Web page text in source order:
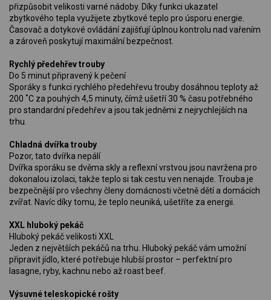
přizpůsobit velikosti varné nádoby. Díky funkci ukazatel
zbytkového tepla využijete zbytkové teplo pro úsporu energie.
Časovač a dotykové ovládání zajišťují úplnou kontrolu nad vařením
a zároveň poskytují maximální bezpečnost.
Rychlý předehřev trouby
Do 5 minut připravený k pečení
Sporáky s funkci rychlého předehřevu trouby dosáhnou teploty až
200 ˚C za pouhých 4,5 minuty, čímž ušetří 30 % času potřebného
pro standardní předehřev a jsou tak jedněmi z nejrychlejších na
trhu.
Chladná dvířka trouby
Pozor, tato dvířka nepálí
Dvířka sporáku se dvěma skly a reflexní vrstvou jsou navržena pro
dokonalou izolaci, takže teplo si tak cestu ven nenajde. Trouba je
bezpečnější pro všechny členy domácnosti včetně dětí a domácích
zvířat. Navíc díky tomu, že teplo neuniká, ušetříte za energii.
XXL hluboký pekáč
Hluboký pekáč velikosti XXL
Jeden z největších pekáčů na trhu. Hluboký pekáč vám umožní
připravit jídlo, které potřebuje hlubší prostor – perfektní pro
lasagne, ryby, kachnu nebo až roast beef.
Výsuvné teleskopické rošty